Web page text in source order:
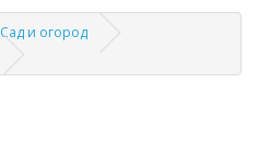
Сад и огород